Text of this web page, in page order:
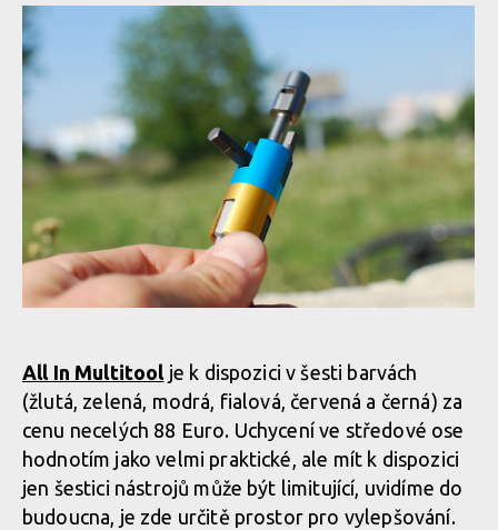
Test: All In Multitool - magnet jistí bit v zásobníku
Test: All In Multitool - magnet jistí bit v zásobníku
Test: All In Multitool - pro vytažení je třeba bit vyklopit
All In Multitool je k dispozici v šesti barvách
(žlutá, zelená, modrá, fialová, červená a černá) za
cenu necelých 88 Euro. Uchycení ve středové ose
hodnotím jako velmi praktické, ale mít k dispozici
jen šestici nástrojů může být limitující, uvidíme do
budoucna, je zde určitě prostor pro vylepšování.